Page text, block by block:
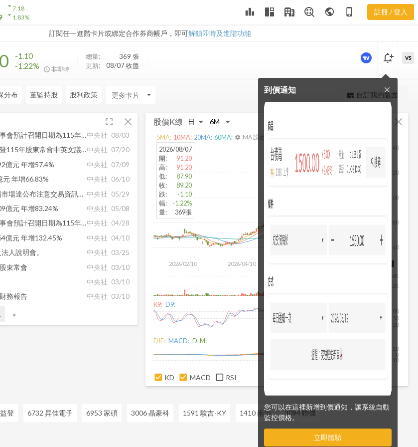
arrow_drop_down7.18
arrow_drop_down1.83% leaderboard public phone_iphone 註冊 / 登入
訂閱任一進階卡片或綁定合作券商帳戶，即可解鎖即時及進階功能
3528 新聞
-1.10
-1.22%
非即時
總量: 369 張
更新:
08/07 收盤
更強大的進階價量圖表
notification_add
到價通知
您可以在這裡新增到價通知，讓系統自動
監控價格。
立即體驗
close
VS
分布 董監持股 股利政策 arrow_drop_down view_quilt 自訂我的版面
fullscreen close
【公告】安馳115年第二季財務報告董事會預計召開日期為115年8月11日中央社 08/03
【公告】更正安馳114年度盈餘分配表暨115年股東常會中英文議事手冊及議事錄相關內容中央社 07/20
億元 年增57.4%
中央社 07/09
元 年增66.83%
中央社 06/10
【公告】安馳係因有價證券於集中交易市場達公布注意交易資訊標準，故公布相關財務業務等重大訊息，以利投資人區別瞭解。 中央社 05/29
億元 年增83.24%
中央社 05/08
【公告】安馳115年第一季財務報告董事會預計召開日期為115年5月8日中央社 04/28
億元 年增132.45%
中央社 04/10
人說明會。
中央社 03/25
東常會
中央社 03/10
中央社 03/10
務報告
中央社 03/10
»
股價K線 close
2026/02/10 2026/04/10
60
80
100
120
140
2026/08/07
2K
4K
2026/08/07
開:
91.20
高:
91.20
低:
87.90
收:
89.20
跌:
-1.10
幅:
-1.22%
量: 369張
5MA: 10MA: 20MA: 60MA: settings MA 設定
K9: D9:
20
50
80
DIF: MACD: D-M:
-10
0
10
KD MACD RSI
登 6732 昇佳電子 6953 家碩 3006 晶豪科 1591 駿吉-KY 1410 南染 3094 聯傑